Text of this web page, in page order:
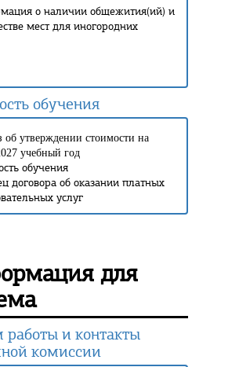
о наличии общежития(ий) и
мест для иногородних
обучения
об утверждении стоимости на
учебный год
обучения
договора об оказании платных
услуг
для
и контакты
комиссии